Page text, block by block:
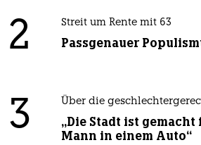
2 Streit um Rente mit 63
Passgenauer
3 Über die
„Die Stadt ist
Mann in einem Auto“